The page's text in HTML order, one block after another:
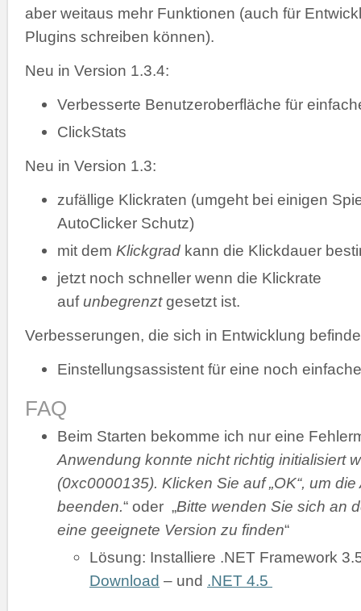
aber weitaus mehr Funktionen (auch für
Plugins schreiben können).
Neu in Version 1.3.4:
Verbesserte Benutzeroberfläche für
ClickStats
Neu in Version 1.3:
zufällige Klickraten (umgeht bei einigen
AutoClicker Schutz)
mit dem Klickgrad kann die Klickdauer
jetzt noch schneller wenn die Klickrate
aufunbegrenztgesetzt ist.
Verbesserungen, die sich in Entwicklung
Einstellungsassistent für eine noch
FAQ
Beim Starten bekomme ich nur eine
Anwendung konnte nicht richtig initialisiert
(0xc0000135). Klicken Sie auf „OK“, um
beenden.“ oder „Bitte wenden Sie sich an
eine geeignete Version zu finden“
Lösung: Installiere .NET Framework
Download – und .NET 4.5